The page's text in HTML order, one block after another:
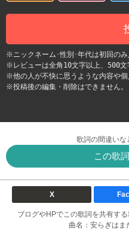
※ニックネーム･性別･年代は初回のみ
※レビューは全角10文字以上、500文
※他の人が不快に思うような内容や個
※投稿後の編集・削除はできません。
歌詞の間違いな
この歌
X
ブログやHPでこの歌詞を共有す
曲名：安らぎはま